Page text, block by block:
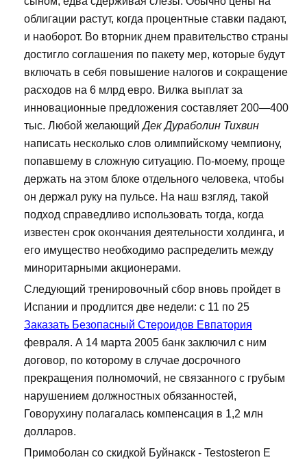
облигации растут, когда процентные ставки падают,
и наоборот. Во вторник днем правительство страны
достигло соглашения по пакету мер, которые будут
включать в себя повышение налогов и сокращение
расходов на 6 млрд евро. Вилка выплат за
инновационные предложения составляет 200—400
тыс. Любой желающийДек Дураболин Тихвин
написать несколько слов олимпийскому чемпиону,
попавшему в сложную ситуацию. По-моему, проще
держать на этом блоке отдельного человека, чтобы
он держал руку на пульсе. На наш взгляд, такой
подход справедливо использовать тогда, когда
известен срок окончания деятельности холдинга, и
его имущество необходимо распределить между
миноритарными акционерами.
Следующий тренировочный сбор вновь пройдет в
Испании и продлится две недели: с 11 по 25
Заказать Безопасный Стероидов Евпатория
февраля. А 14 марта 2005 банк заключил с ним
договор, по которому в случае досрочного
прекращения полномочий, не связанного с грубым
нарушением должностных обязанностей,
Говорухину полагалась компенсация в 1,2 млн
долларов.
Примоболан со скидкой Буйнакск - Testosteron E